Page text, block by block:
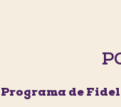
Programa de